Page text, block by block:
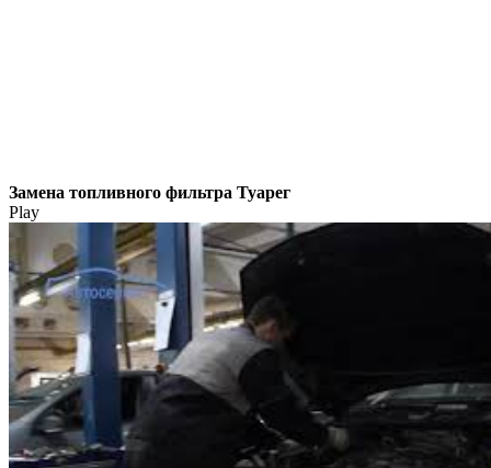
Замена топливного фильтра Туарег
Play